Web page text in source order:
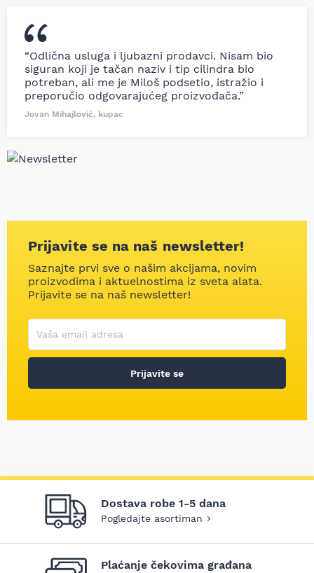
“Odlična usluga i ljubazni prodavci. Nisam bio
siguran koji je tačan naziv i tip cilindra bio
potreban, ali me je Miloš podsetio, istražio i
preporučio odgovarajućeg proizvođača.”
Jovan Mihajlović, kupac
Prijavite se na naš newsletter!
Saznajte prvi sve o našim akcijama, novim
proizvodima i aktuelnostima iz sveta alata.
Prijavite se na naš newsletter!
Korisničko ime
Vaša email adresa
Prijavite se
Dostava robe 1-5 dana
Pogledajte asortiman
Plaćanje čekovima građana